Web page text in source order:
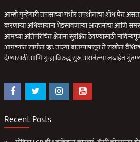
आम्ही गुन्हेगारी तपासाच्या गंभीर तपशीलांचा शोध घेत
करणार्‍या अधिकार्‍यांना भेडसावणार्‍या आव्हानांचा आणि
आमच्या अतिपरिचित क्षेत्रांना सुरक्षित ठेवण्यासाठी
आमच्यात सामील व्हा. ताज्या बातम्यांपासून ते सखोल
देण्यासाठी आणि गुन्ह्याविरुद्ध सुरू असलेल्या लढाईत
Recent Posts